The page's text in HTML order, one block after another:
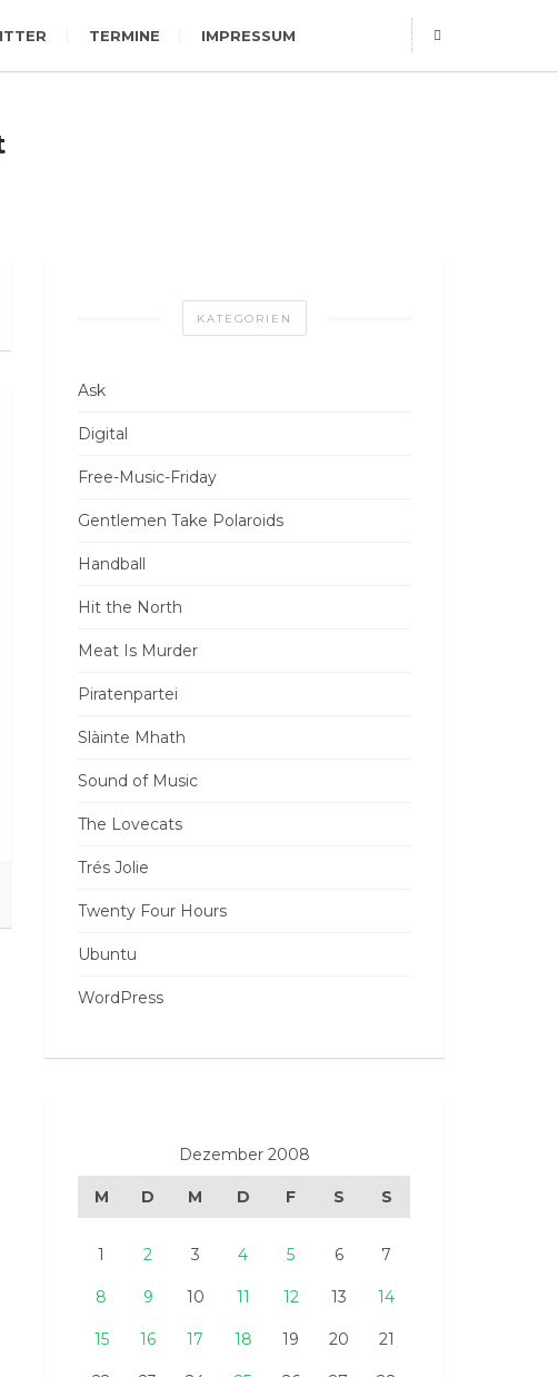
TERMINE IMPRESSUM
KATEGORIEN
Ask
Digital
Free-Music-Friday
Gentlemen Take Polaroids
Handball
Hit the North
Meat Is Murder
Piratenpartei
Slàinte Mhath
Sound of Music
The Lovecats
Trés Jolie
Twenty Four Hours
Ubuntu
WordPress
Dezember 2008
M D M D F S S
1 2 3 4 5 6 7
8 9 10 11 12 13 14
15 16 17 18 19 20 21